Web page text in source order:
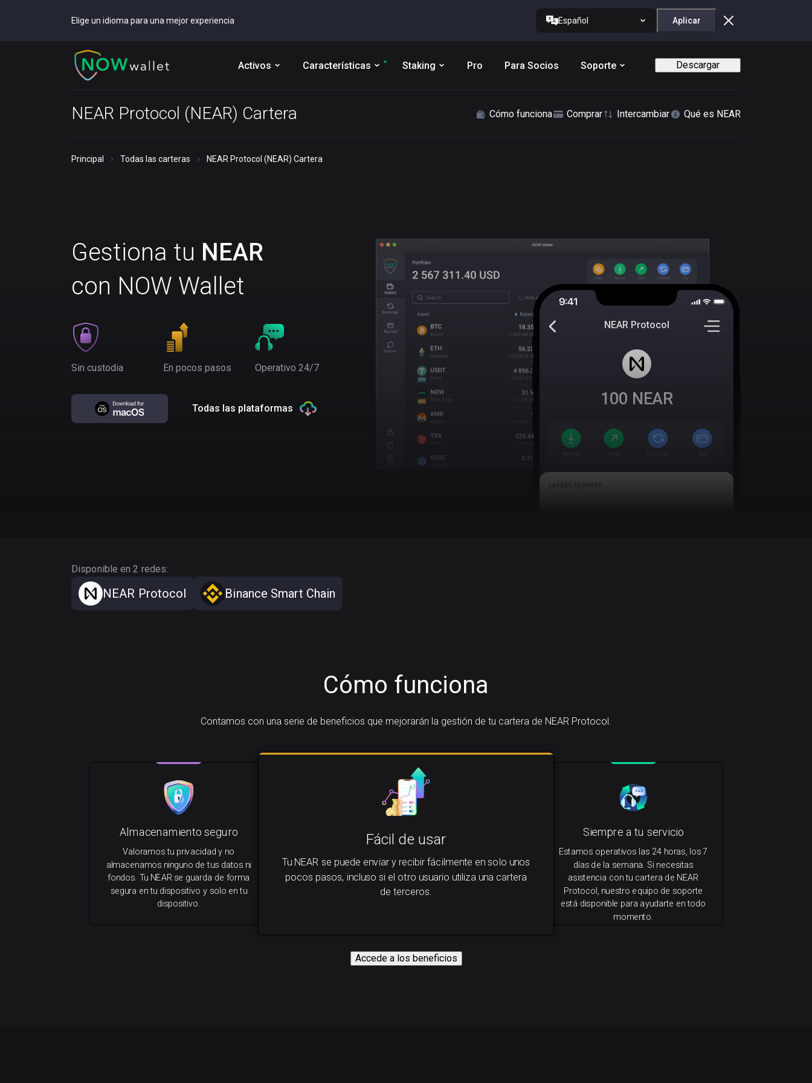
Elige un idioma para una mejor experiencia Español Aplicar
Activos Características Staking Pro Para Socios Soporte Descargar
NEAR Protocol (NEAR) Cartera Cómo funciona Comprar Intercambiar Qué es NEAR
Principal Todas las carteras NEAR Protocol (NEAR) Cartera
Gestiona tu NEAR
con NOW Wallet
Sin custodia En pocos pasos Operativo 24/7
Todas las plataformas
NEAR Protocol
100 NEAR
Disponible en 2 redes:
NEAR Protocol Binance Smart Chain
Cómo funciona
Contamos con una serie de beneficios que mejorarán la gestión de tu cartera de NEAR Protocol.
Fácil de usar
Tu NEAR se puede enviar y recibir fácilmente en solo unos
pocos pasos, incluso si el otro usuario utiliza una cartera
de terceros.
Siempre a tu servicio
Estamos operativos las 24 horas, los 7
días de la semana. Si necesitas
asistencia con tu cartera de NEAR
Protocol, nuestro equipo de soporte
está disponible para ayudarte en todo
momento.
Almacenamiento seguro
Valoramos tu privacidad y no
almacenamos ninguno de tus datos ni
fondos. Tu NEAR se guarda de forma
segura en tu dispositivo y solo en tu
dispositivo.
Accede a los beneficios